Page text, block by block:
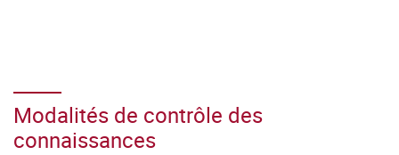
Modalités de contrôle des
connaissances